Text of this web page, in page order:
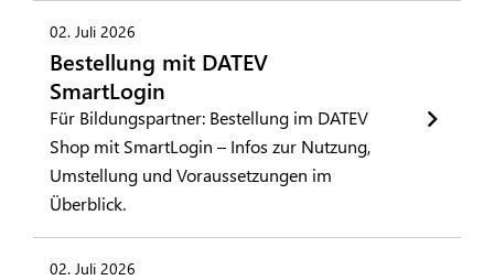
02. Juli 2026
Bestellung mit DATEV
SmartLogin
Für Bildungspartner: Bestellung im DATEV
Shop mit SmartLogin – Infos zur Nutzung,
Umstellung und Voraussetzungen im
Überblick.
02. Juli 2026